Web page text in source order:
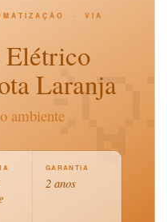
· VIA
Elétrico
Laranja
ambiente
GARANTIA
2 anos